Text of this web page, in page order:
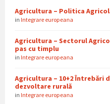
Agricultura – Politica
in Integrare europeana
Agricultura – Sectorul
pas cu timplu
in Integrare europeana
Agricultura – 10+2 Întrebări
dezvoltare rurală
in Integrare europeana